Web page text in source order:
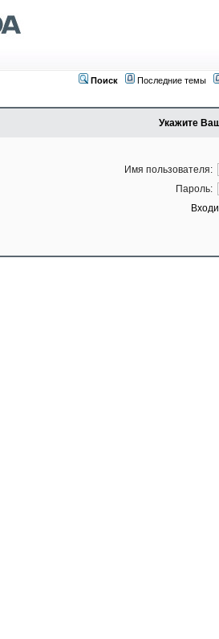
Поиск
Последние темы
Укажите
Имя пользователя:
Пароль: